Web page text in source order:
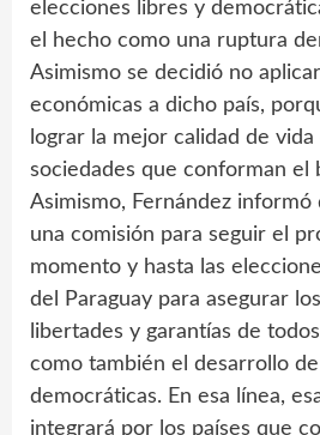
elecciones libres y
el hecho como una ruptura
Asimismo se decidió no
económicas a dicho país,
lograr la mejor calidad de
sociedades que conforman el
Asimismo, Fernández
una comisión para seguir el
momento y hasta las
del Paraguay para asegurar
libertades y garantías de
como también el desarrollo
democráticas. En esa línea,
integrará por los países que